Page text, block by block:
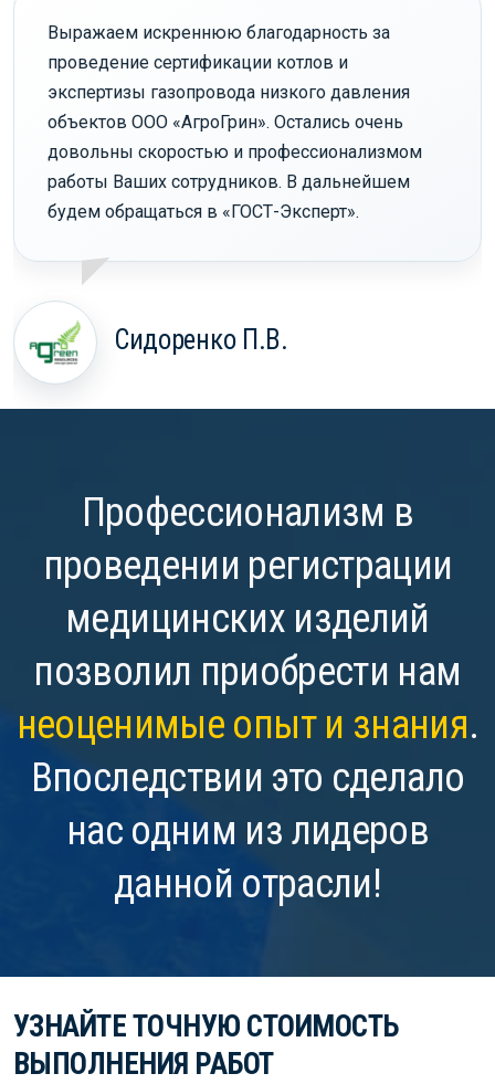
Выражаем искреннюю благодарность за
проведение сертификации котлов и
экспертизы газопровода низкого давления
объектов ООО «АгроГрин». Остались очень
довольны скоростью и профессионализмом
работы Ваших сотрудников. В дальнейшем
будем обращаться в «ГОСТ-Эксперт».
Сидоренко П.В.
Профессионализм в
проведении регистрации
медицинских изделий
позволил приобрести нам
неоценимые опыт и знания.
Впоследствии это сделало
нас одним из лидеров
данной отрасли!
УЗНАЙТЕ ТОЧНУЮ СТОИМОСТЬ
ВЫПОЛНЕНИЯ РАБОТ